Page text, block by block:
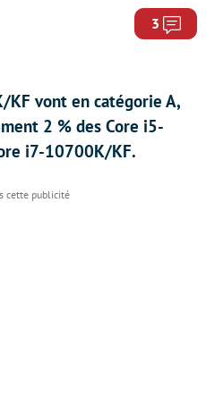
3
KF vont en catégorie A,
2 % des Core i5-
i7-10700K/KF.